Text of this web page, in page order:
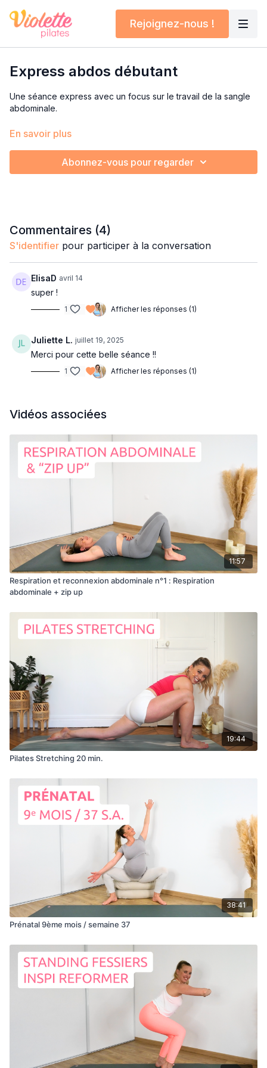
Rejoignez-nous !
Express abdos débutant
Une séance express avec un focus sur le travail de la sangle
abdominale.
Parfaitement adaptée pour les débutants mais convient à tous
En savoir plus
Abonnez-vous pour regarder
Commentaires (4)
S'identifier pour participer à la conversation
ElisaD avril 14
super !
1 Afficher les réponses (1)
Juliette L. juillet 19, 2025
Merci pour cette belle séance !!
1 Afficher les réponses (1)
Vidéos associées
11:57
Respiration et reconnexion abdominale n°1 : Respiration
abdominale + zip up
19:44
Pilates Stretching 20 min.
38:41
Prénatal 9ème mois / semaine 37